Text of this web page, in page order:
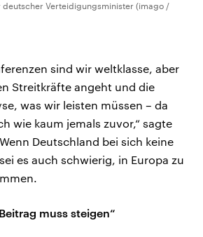
deutscher Verteidigungsminister (imago /
sind wir weltklasse, aber
Streitkräfte angeht und die
was wir leisten müssen – da
wie kaum jemals zuvor,“ sagte
Deutschland bei sich keine
es auch schwierig, in Europa zu
muss steigen“